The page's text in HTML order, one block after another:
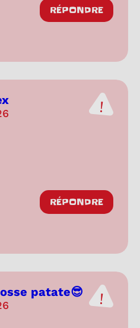
les réactions
RÉPONDRE
les réactions
RÉPONDRE
patate😎